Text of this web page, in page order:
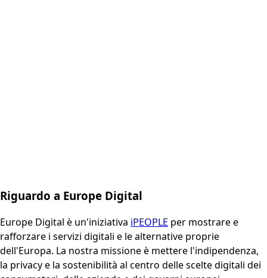
Riguardo a Europe Digital
Europe Digital è un'iniziativa iPEOPLE per mostrare e
rafforzare i servizi digitali e le alternative proprie
dell'Europa. La nostra missione è mettere l'indipendenza,
la privacy e la sostenibilità al centro delle scelte digitali dei